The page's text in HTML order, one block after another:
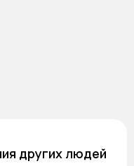
других людей